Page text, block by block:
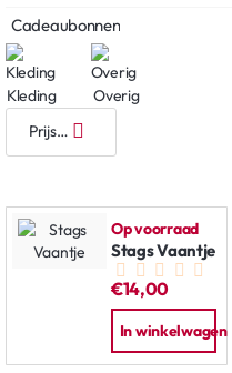
Cadeaubonnen
Kleding Overig
Op voorraad
Stags Vaantje
€14,00
In winkelwagen